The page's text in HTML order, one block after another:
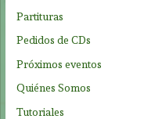
Partituras
Pedidos de CDs
Próximos eventos
Quiénes Somos
Tutoriales